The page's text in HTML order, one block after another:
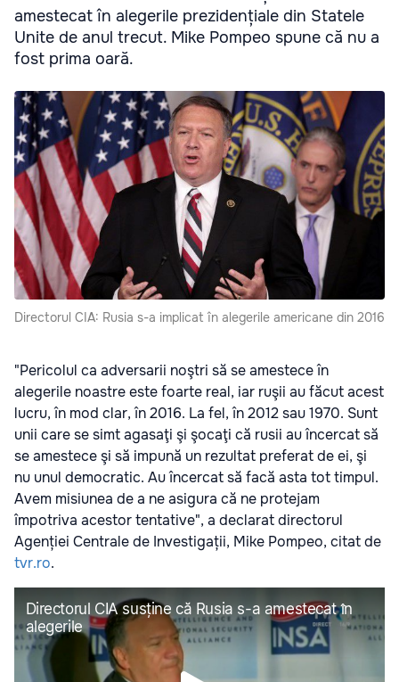
amestecat în alegerile prezidențiale din Statele
Unite de anul trecut. Mike Pompeo spune că nu a
fost prima oară.
Directorul CIA: Rusia s-a implicat în alegerile americane din 2016
"Pericolul ca adversarii noştri să se amestece în
alegerile noastre este foarte real, iar ruşii au făcut acest
lucru, în mod clar, în 2016. La fel, în 2012 sau 1970. Sunt
unii care se simt agasaţi şi şocaţi că rusii au încercat să
se amestece şi să impună un rezultat preferat de ei, şi
nu unul democratic. Au încercat să facă asta tot timpul.
Avem misiunea de a ne asigura că ne protejam
împotriva acestor tentative", a declarat directorul
Agenției Centrale de Investigații, Mike Pompeo, citat de
tvr.ro.